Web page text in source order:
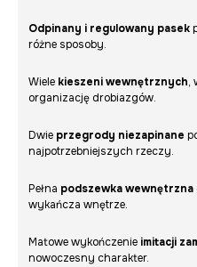
Odpinany i regulowany pasek
różne sposoby.
Wiele kieszeni wewnętrznych,
organizację drobiazgów.
Dwie przegrody niezapinane
najpotrzebniejszych rzeczy.
Pełna podszewka wewnętrzna
wykańcza wnętrze.
Matowe wykończenie imitacji
nowoczesny charakter.